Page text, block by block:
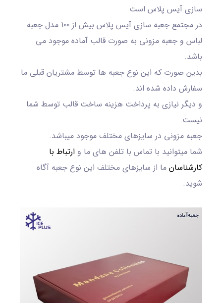
سازی آیس پلاس است
در مجتمع جعبه سازی آیس پلاس بیش از 100 مدل جعبه
لباس و جعبه مزونی به صورت قالب آماده موجود می
باشد.
بدین صورت که این نوع جعبه ها توسط مشتریان قبلی ما
سفارش داده شده اند.
و دیگر نیازی به پرداخت هزینه ساخت قالب توسط شما
نیست.
جعبه مزونی در سایزهای مختلف موجود میباشد.
شما میتوانید با تماس با تلفن های ما وارتباط با
کارشناسان ما از سایزهای مختلف این نوع جعبه آگاه
شوید.